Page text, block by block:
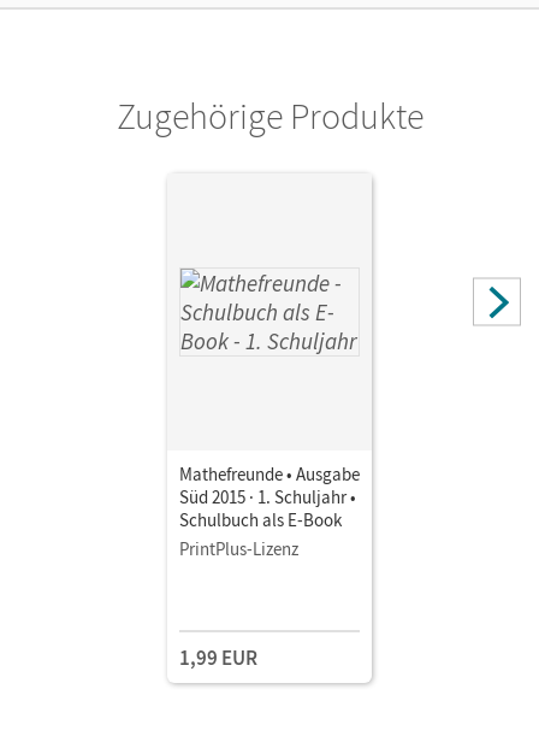
Zugehörige Produkte
Mathefreunde • Ausgabe
Süd 2015 · 1. Schuljahr •
Schulbuch als E-Book
PrintPlus-Lizenz
1,99 EUR